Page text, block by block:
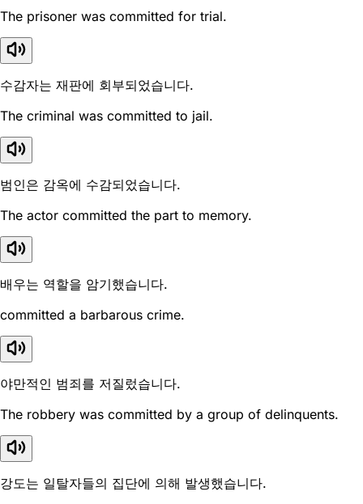
The prisoner was committed for trial.
수감자는 재판에 회부되었습니다.
The criminal was committed to jail.
범인은 감옥에 수감되었습니다.
The actor committed the part to memory.
배우는 역할을 암기했습니다.
committed a barbarous crime.
야만적인 범죄를 저질렀습니다.
The robbery was committed by a group of delinquents.
강도는 일탈자들의 집단에 의해 발생했습니다.